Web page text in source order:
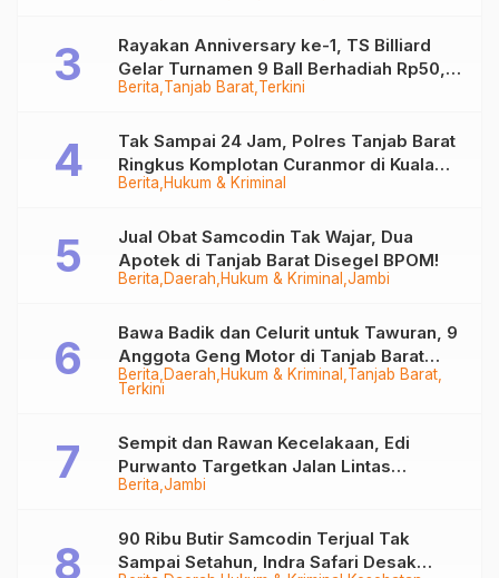
Berita Tanjab Barat Terkini
Rayakan Anniversary ke-1, TS Billiard
Gelar Turnamen 9 Ball Berhadiah Rp50,8
Juta
Berita Hukum & Kriminal
Tak Sampai 24 Jam, Polres Tanjab Barat
Ringkus Komplotan Curanmor di Kuala
Tungkal
Berita Daerah Hukum & Kriminal Jambi
Jual Obat Samcodin Tak Wajar, Dua
Apotek di Tanjab Barat Disegel BPOM!
Berita Daerah Hukum & Kriminal Tanjab Barat
Terkini
Bawa Badik dan Celurit untuk Tawuran, 9
Anggota Geng Motor di Tanjab Barat
Diringkus
Berita Jambi
Sempit dan Rawan Kecelakaan, Edi
Purwanto Targetkan Jalan Lintas
Tungkal-Jambi Mulus di 2028
90 Ribu Butir Samcodin Terjual Tak
Sampai Setahun, Indra Safari Desak